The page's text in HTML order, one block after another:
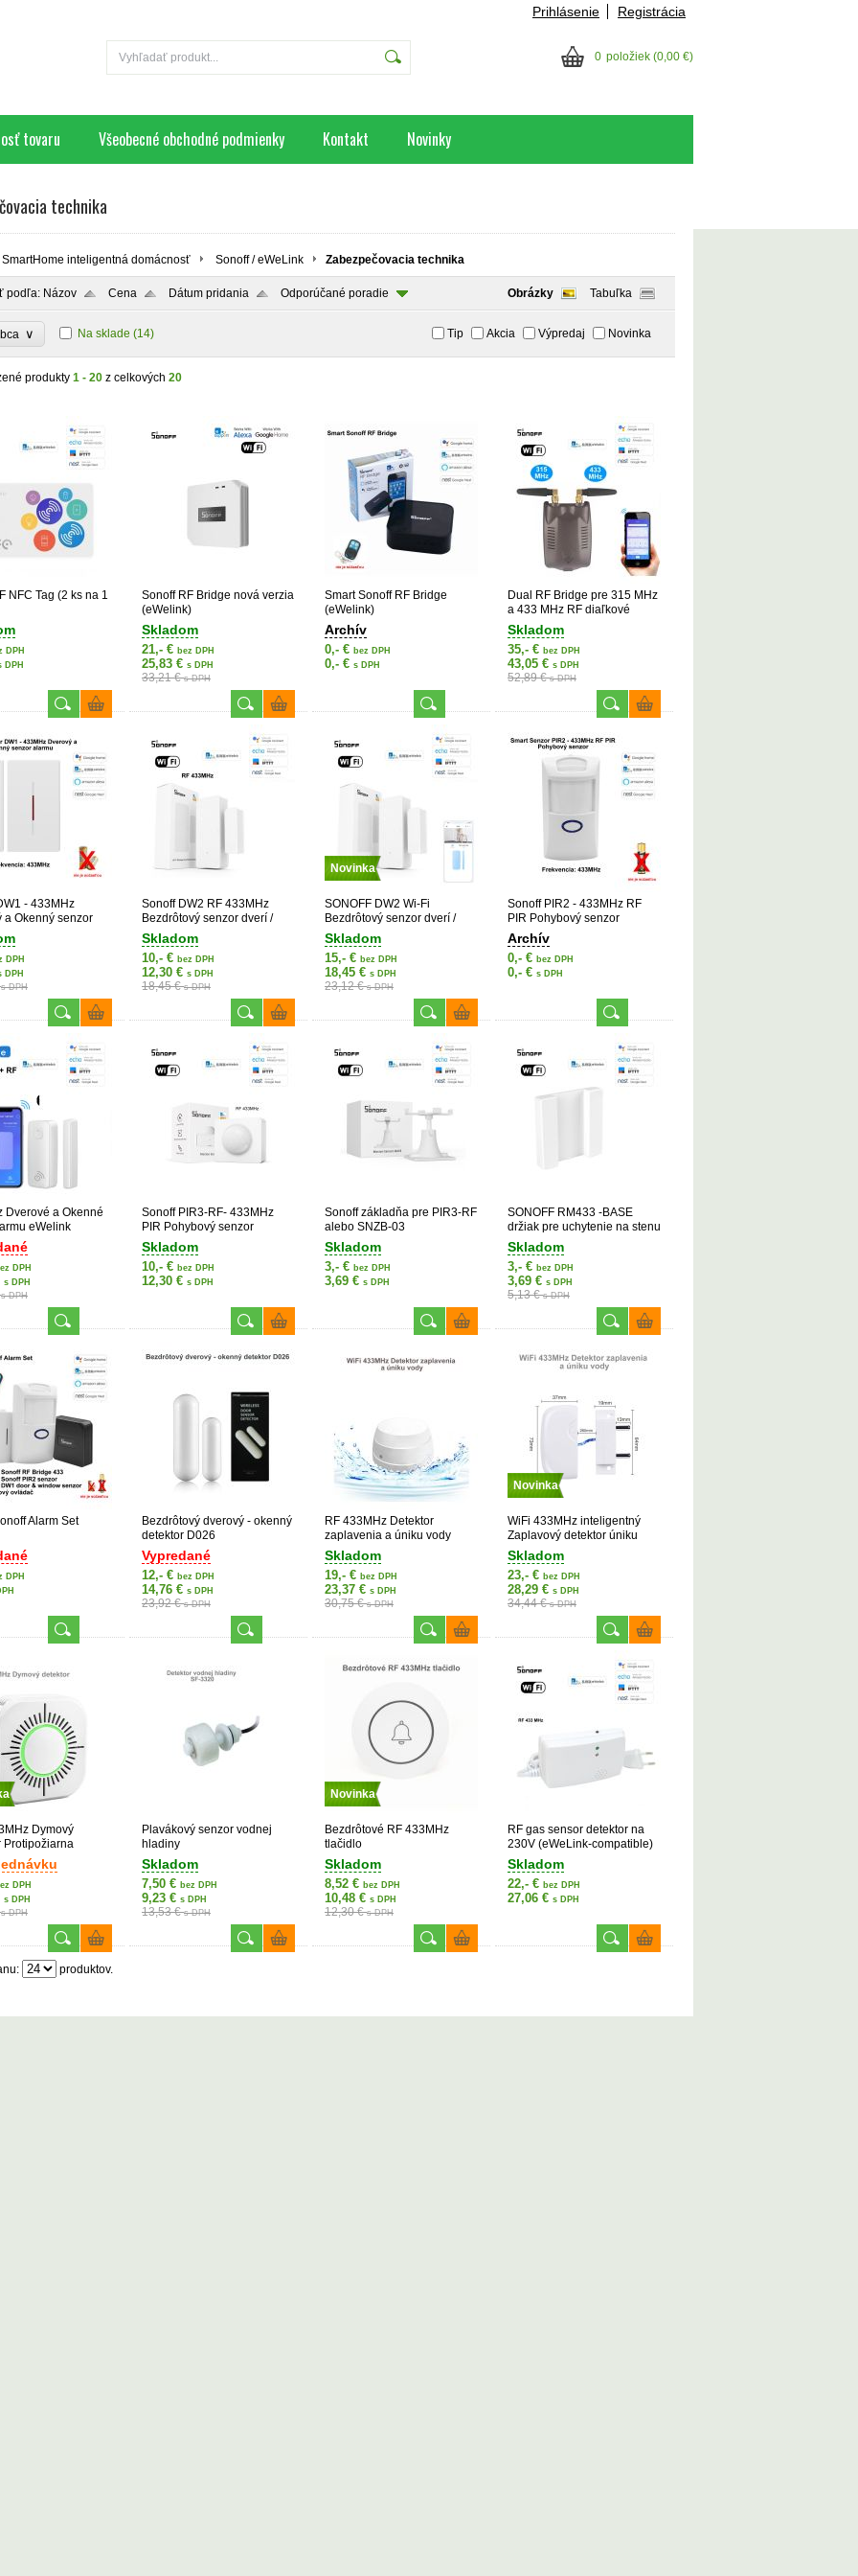
Prihlásenie Registrácia
0 položiek (0,00 €)
tovaru Všeobecné obchodné podmienky Kontakt Novinky
technika
SmartHome inteligentná domácnosť Sonoff / eWeLink Zabezpečovacia technika
podľa: Názov Cena Dátum pridania Odporúčané poradie Obrázky Tabuľka
∨ Na sklade (14) Tip Akcia Výpredaj Novinka
produkty 1 - 20 z celkových 20
NFC Tag (2 ks na 1
DPH
DPH
Sonoff RF Bridge nová verzia
(eWelink)
Skladom
21,- € bez DPH
25,83 € s DPH
33,21 €s DPH
Smart Sonoff RF Bridge
(eWelink)
Archív
0,- € bez DPH
0,- € s DPH
Dual RF Bridge pre 315 MHz
a 433 MHz RF diaľkové
ovládače (eWelink)
Skladom
35,- € bez DPH
43,05 € s DPH
52,89 €s DPH
- 433MHz
a Okenný senzor
DPH
DPH
s DPH
Sonoff DW2 RF 433MHz
Bezdrôtový senzor dverí /
okien
Skladom
10,- € bez DPH
12,30 € s DPH
18,45 €s DPH
Novinka
SONOFF DW2 Wi-Fi
Bezdrôtový senzor dverí /
okien
Skladom
15,- € bez DPH
18,45 € s DPH
23,12 €s DPH
Sonoff PIR2 - 433MHz RF
PIR Pohybový senzor
Archív
0,- € bez DPH
0,- € s DPH
Dverové a Okenné
eWelink
DPH
s DPH
s DPH
Sonoff PIR3-RF- 433MHz
PIR Pohybový senzor
Skladom
10,- € bez DPH
12,30 € s DPH
Sonoff základňa pre PIR3-RF
alebo SNZB-03
Skladom
3,- € bez DPH
3,69 € s DPH
SONOFF RM433 -BASE
držiak pre uchytenie na stenu
Skladom
3,- € bez DPH
3,69 € s DPH
5,13 €s DPH
Alarm Set
DPH
Bezdrôtový dverový - okenný
detektor D026
Vypredané
12,- € bez DPH
14,76 € s DPH
23,92 €s DPH
RF 433MHz Detektor
zaplavenia a úniku vody
Skladom
19,- € bez DPH
23,37 € s DPH
30,75 €s DPH
Novinka
WiFi 433MHz inteligentný
Zaplavový detektor úniku
vody
Skladom
23,- € bez DPH
28,29 € s DPH
34,44 €s DPH
Dymový
Protipožiarna
DPH
s DPH
s DPH
Plavákový senzor vodnej
hladiny
Skladom
7,50 € bez DPH
9,23 € s DPH
13,53 €s DPH
Novinka
Bezdrôtové RF 433MHz
tlačidlo
Skladom
8,52 € bez DPH
10,48 € s DPH
12,30 €s DPH
RF gas sensor detektor na
230V (eWeLink-compatible)
Skladom
22,- € bez DPH
27,06 € s DPH
produktov.